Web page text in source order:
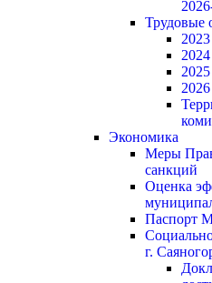
Трудовые
2023
2024
2025
2026
Экономика
Меры
санкций
Оценка
Паспорт
г.